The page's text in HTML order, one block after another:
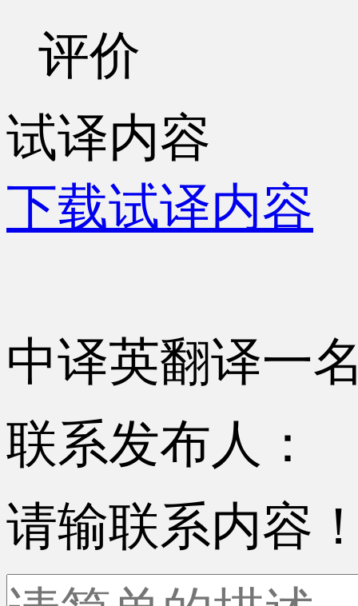
评价
试译内容
下载试译内容
中译英翻译一
联系发布人：
请输联系内容